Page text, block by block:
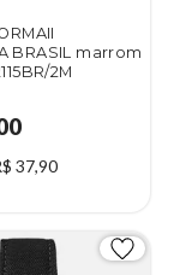
BRASIL marrom
2M
37,90